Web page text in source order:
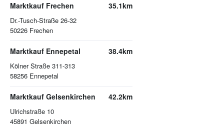
Marktkauf Frechen
Dr.-Tusch-Straße 26-32
50226 Frechen
35.1km
Marktkauf Ennepetal
Kölner Straße 311-313
58256 Ennepetal
38.4km
Marktkauf Gelsenkirchen
Ulrichstraße 10
45891 Gelsenkirchen
42.2km